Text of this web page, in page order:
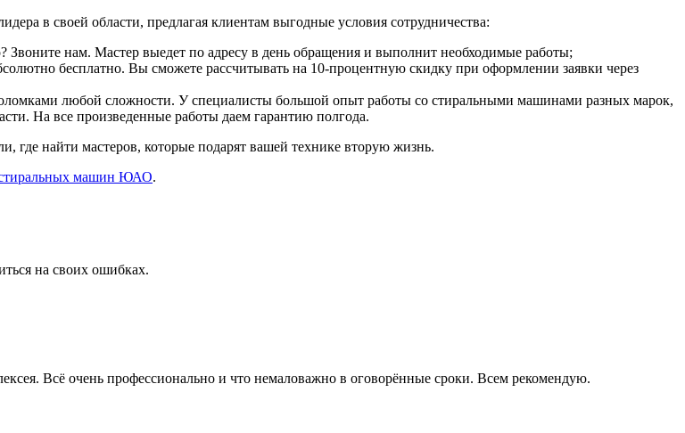
в своей области, предлагая клиентам выгодные условия сотрудничества:
нам. Мастер выедет по адресу в день обращения и выполнит необходимые работы;
бесплатно. Вы сможете рассчитывать на 10-процентную скидку при оформлении заявки через
любой сложности. У специалисты большой опыт работы со стиральными машинами разных марок,
На все произведенные работы даем гарантию полгода.
где найти мастеров, которые подарят вашей технике вторую жизнь.
машин ЮАО.
на своих ошибках.
Всё очень профессионально и что немаловажно в оговорённые сроки. Всем рекомендую.